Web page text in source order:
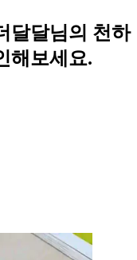
달달님의 천하
해보세요.